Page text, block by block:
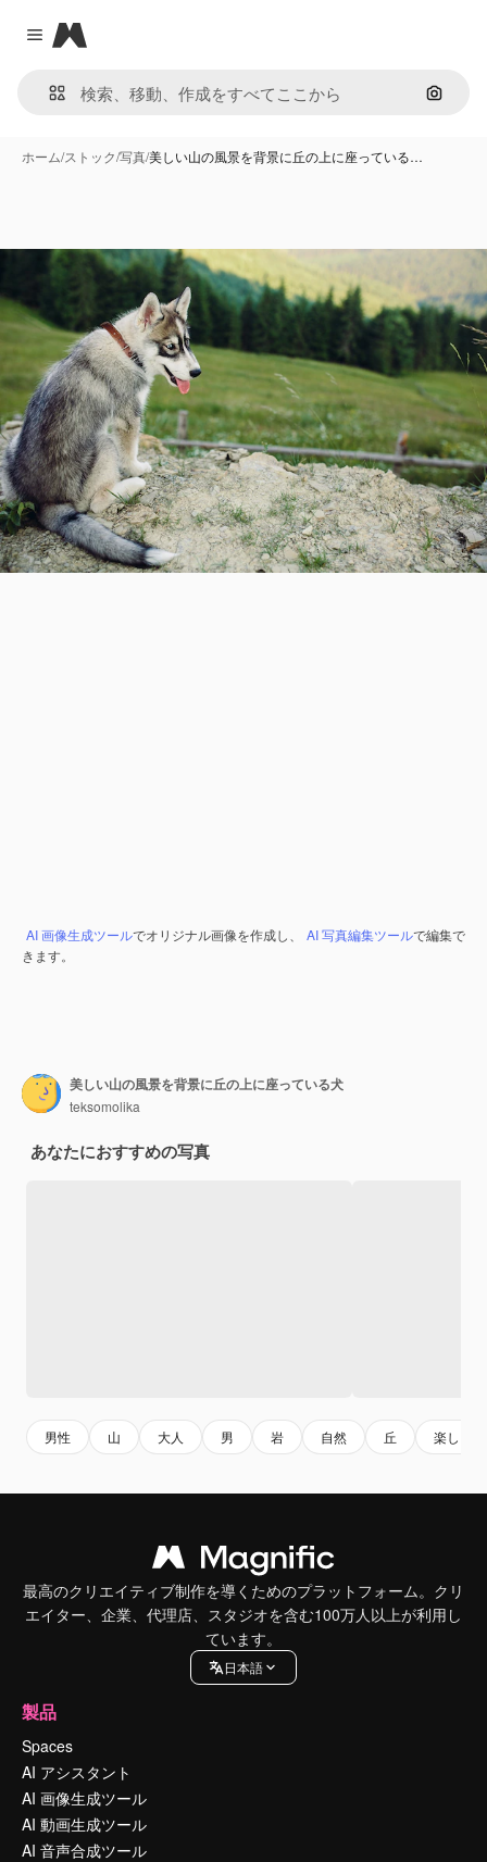
Close menu
Magnific
画像で
ホーム/ストック/写真/美しい山の風景を背景に丘の上に座っている…
AI 画像生成ツールでオリジナル画像を作成し、 AI 写真編集ツールで編集で
きます。
美しい山の風景を背景に丘の上に座っている犬
teksomolika
あなたにおすすめの写真
男性 山 大人 男 岩 自然 丘 楽しい
最高のクリエイティブ制作を導くためのプラットフォーム。クリ
エイター、企業、代理店、スタジオを含む100万人以上が利用し
ています。
日本語
製品
Spaces
AI アシスタント
AI 画像生成ツール
AI 動画生成ツール
AI 音声合成ツール